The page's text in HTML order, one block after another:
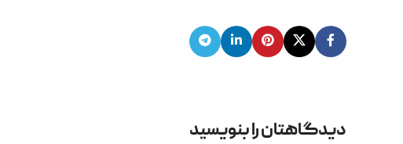
دیدگاهتان را بنویسید